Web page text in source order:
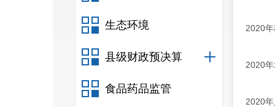
生态环境
县级财政预决算
食品药品监管
2020
2020
2020